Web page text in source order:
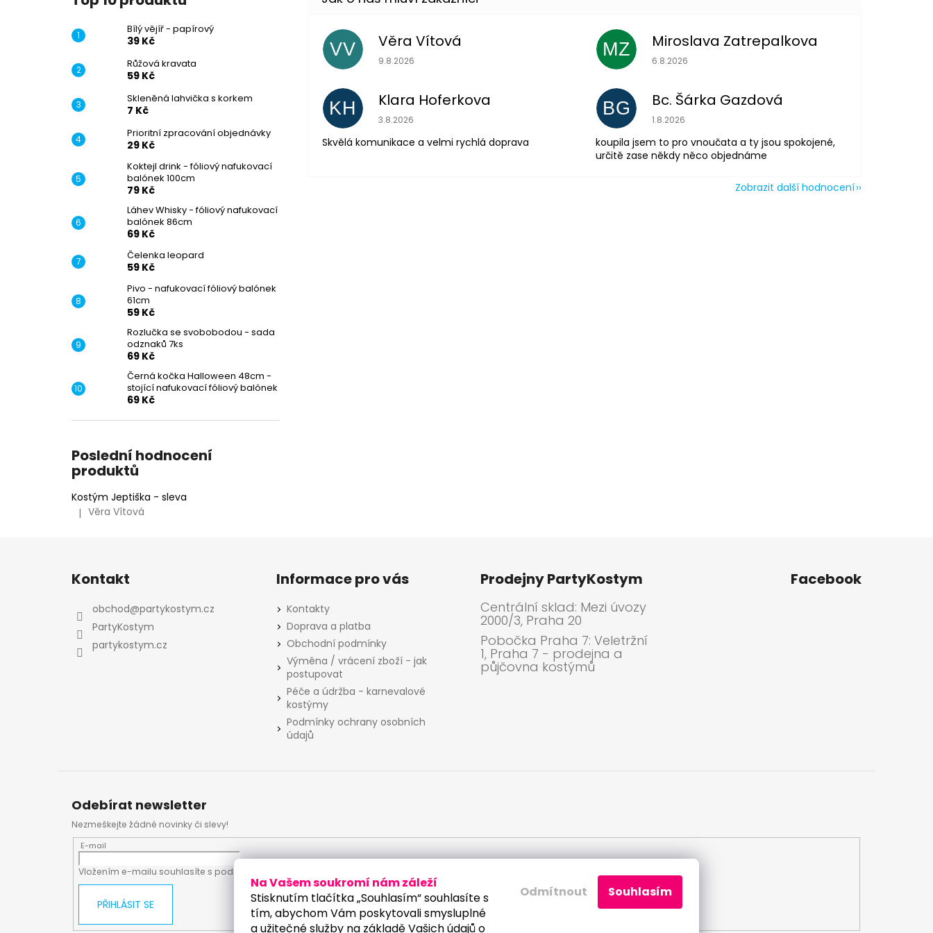
Na Vašem soukromí nám záleží
Stisknutím tlačítka „Souhlasím“ souhlasíte s
tím, abychom Vám poskytovali smysluplné
a užitečné služby na základě Vašich údajů o
Odmítnout Souhlasím
Bílý vějíř - papírový
39 Kč
Růžová kravata
59 Kč
Skleněná lahvička s korkem
7 Kč
Prioritní zpracování objednávky
29 Kč
Koktejl drink - fóliový nafukovací
balónek 100cm
79 Kč
Láhev Whisky - fóliový nafukovací
balónek 86cm
69 Kč
Čelenka leopard
59 Kč
Pivo - nafukovací fóliový balónek
61cm
59 Kč
Rozlučka se svobobodou - sada
odznaků 7ks
69 Kč
Černá kočka Halloween 48cm -
stojící nafukovací fóliový balónek
69 Kč
Poslední hodnocení
produktů
Kostým Jeptiška - sleva
Hodnocení produktu je 5 z 5 hvězdiček.
| Věra Vítová
VV Věra Vítová
Hodnocení obchodu je 5 z 5 hvězdiček.
9.8.2026
MZ Miroslava Zatrepalkova
Hodnocení obchodu je 5 z 5 hvězdiček.
6.8.2026
KH Klara Hoferkova
Hodnocení obchodu je 5 z 5 hvězdiček.
3.8.2026
Skvělá komunikace a velmi rychlá doprava
BG Bc. Šárka Gazdová
Hodnocení obchodu je 5 z 5 hvězdiček.
1.8.2026
koupila jsem to pro vnoučata a ty jsou spokojené,
určitě zase někdy něco objednáme
Zobrazit další hodnocení
Odebírat newsletter
Nezmeškejte žádné novinky či slevy!
E-mail
Vložením e-mailu souhlasíte s podmínkami ochrany osobních údajů
PŘIHLÁSIT SE
Kontakt
obchod@partykostym.cz
PartyKostym
partykostym.cz
Informace pro vás
Kontakty
Doprava a platba
Obchodní podmínky
Výměna / vrácení zboží - jak
postupovat
Péče a údržba - karnevalové
kostýmy
Podmínky ochrany osobních
údajů
Prodejny PartyKostym
Centrální sklad: Mezi úvozy
2000/3, Praha 20
Pobočka Praha 7: Veletržní
1, Praha 7 - prodejna a
půjčovna kostýmů
Facebook